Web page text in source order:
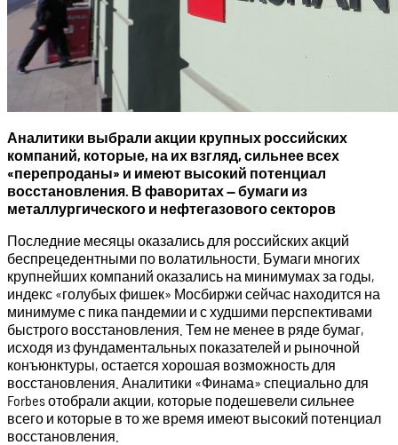
Аналитики выбрали акции крупных российских
компаний, которые, на их взгляд, сильнее всех
«перепроданы» и имеют высокий потенциал
восстановления. В фаворитах — бумаги из
металлургического и нефтегазового секторов
Последние месяцы оказались для российских акций
беспрецедентными по волатильности. Бумаги многих
крупнейших компаний оказались на минимумах за годы,
индекс «голубых фишек» Мосбиржи сейчас находится на
минимуме с пика пандемии и с худшими перспективами
быстрого восстановления. Тем не менее в ряде бумаг,
исходя из фундаментальных показателей и рыночной
конъюнктуры, остается хорошая возможность для
восстановления. Аналитики «Финама» специально для
Forbes отобрали акции, которые подешевели сильнее
всего и которые в то же время имеют высокий потенциал
восстановления.